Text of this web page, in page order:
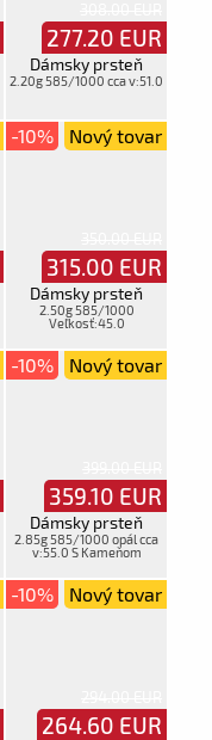
277.20 EUR
Dámsky prsteň
2.20g 585/1000 cca v:51.0
-10%
315.00 EUR
Nový tovar
Dámsky prsteň
2.50g 585/1000
Veľkosť:45.0
-10%
359.10 EUR
Nový tovar
Dámsky prsteň
2.85g 585/1000 opál cca
v:55.0 S Kameňom
-10%
264.60 EUR
Nový tovar